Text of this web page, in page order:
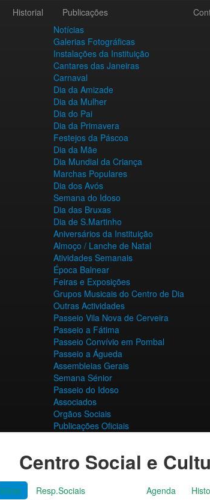
Historial
Publicações
Notícias
Galerias Fotográficas
Instalações da Instituição
Cantares das Janeiras
Carnaval
Dia da Amizade
Dia da Mulher
Dia do Pai
Dia da Primavera
Festejos da Páscoa
Dia da Mãe
Dia Mundial da Criança
Marchas Populares
Dia dos Avós
Semana do Idoso
Dia das Bruxas
Dia de S.Martinho
Aniversários da Instituição
Almoço / Lanche de Natal
Atividades Semanais
Época Balnear
Feiras e Exposições
Grupos Musicais do Centro de Dia
Outras Actividades
Passeio Vila Nova de Cerveira
Passeio a Fátima
Passeio Convívio em Pombal
Passeio a Águeda
Assembleias Gerais
Semana Sénior
Passeio do Idoso
Associados
Orgãos Sociais
Publicações Oficiais
Centro Social e
Início
Resp.Sociais
Agenda